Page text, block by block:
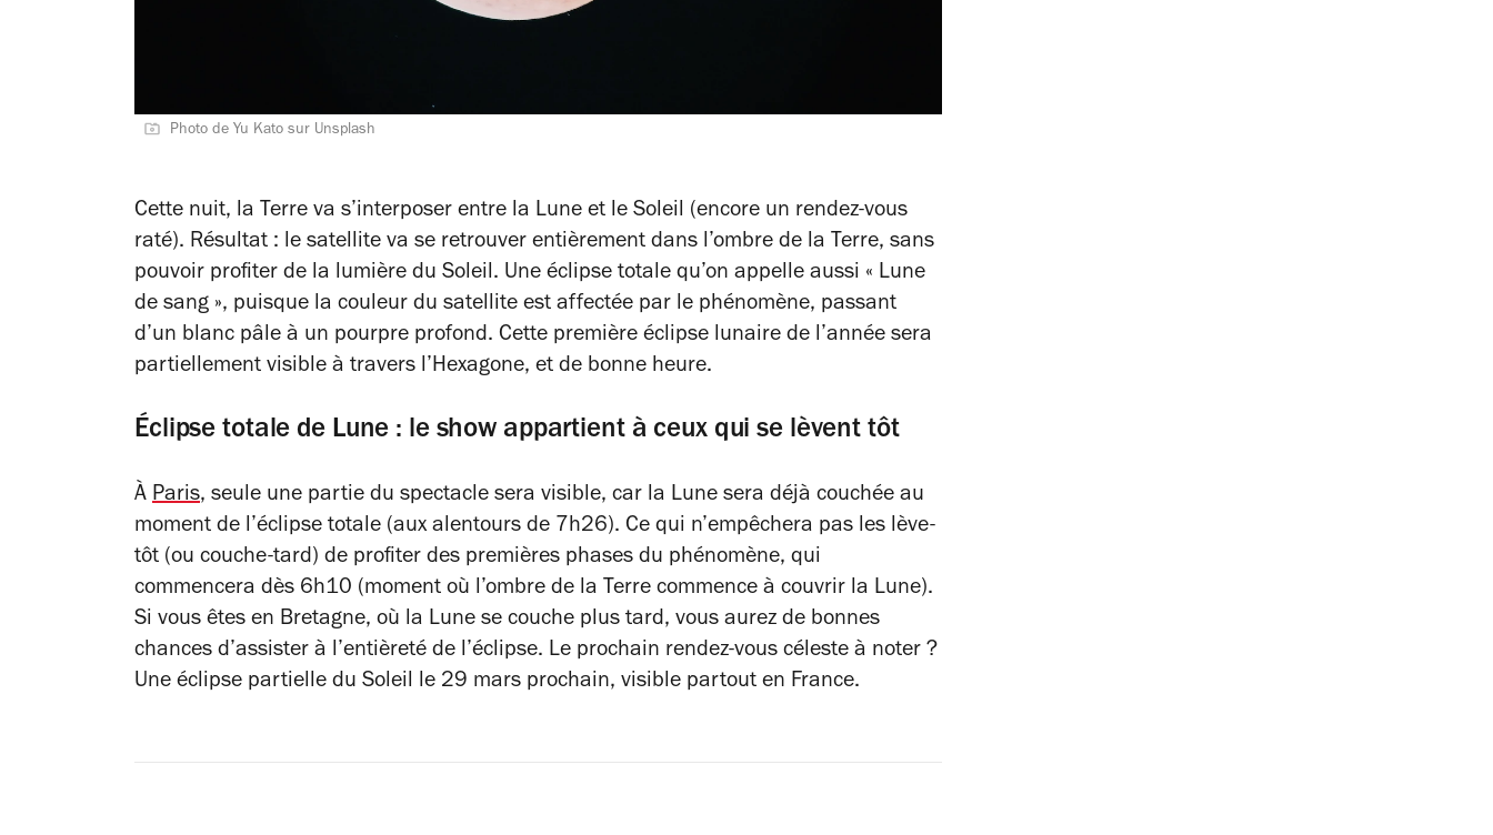
Photo de Yu Kato sur Unsplash
Cette nuit, la Terre va s’interposer entre la Lune et le Soleil (encore un rendez-vous
raté). Résultat : le satellite va se retrouver entièrement dans l’ombre de la Terre, sans
pouvoir profiter de la lumière du Soleil. Une éclipse totale qu’on appelle aussi « Lune
de sang », puisque la couleur du satellite est affectée par le phénomène, passant
d’un blanc pâle à un pourpre profond. Cette première éclipse lunaire de l’année sera
partiellement visible à travers l’Hexagone, et de bonne heure.
Éclipse totale de Lune : le show appartient à ceux qui se lèvent tôt
À Paris, seule une partie du spectacle sera visible, car la Lune sera déjà couchée au
moment de l’éclipse totale (aux alentours de 7h26). Ce qui n’empêchera pas les lève-
tôt (ou couche-tard) de profiter des premières phases du phénomène, qui
commencera dès 6h10 (moment où l’ombre de la Terre commence à couvrir la Lune).
Si vous êtes en Bretagne, où la Lune se couche plus tard, vous aurez de bonnes
chances d’assister à l’entièreté de l’éclipse. Le prochain rendez-vous céleste à noter ?
Une éclipse partielle du Soleil le 29 mars prochain, visible partout en France.